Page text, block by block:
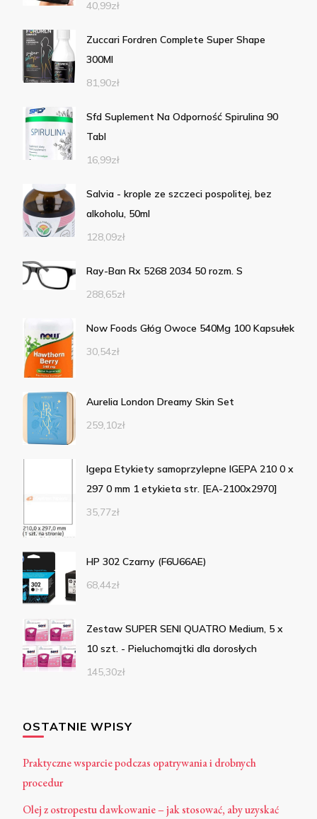
40,99zł
Zuccari Fordren Complete Super Shape
300Ml
81,90zł
Sfd Suplement Na Odporność Spirulina 90
Tabl
16,99zł
Salvia - krople ze szczeci pospolitej, bez
alkoholu, 50ml
128,09zł
Ray-Ban Rx 5268 2034 50 rozm. S
288,65zł
Now Foods Głóg Owoce 540Mg 100 Kapsułek
30,54zł
Aurelia London Dreamy Skin Set
259,10zł
Igepa Etykiety samoprzylepne IGEPA 210 0 x
297 0 mm 1 etykieta str. [EA-2100x2970]
35,77zł
HP 302 Czarny (F6U66AE)
68,44zł
Zestaw SUPER SENI QUATRO Medium, 5 x
10 szt. - Pieluchomajtki dla dorosłych
145,30zł
OSTATNIE WPISY
Praktyczne wsparcie podczas opatrywania i drobnych
procedur
Olej z ostropestu dawkowanie – jak stosować, aby uzyskać